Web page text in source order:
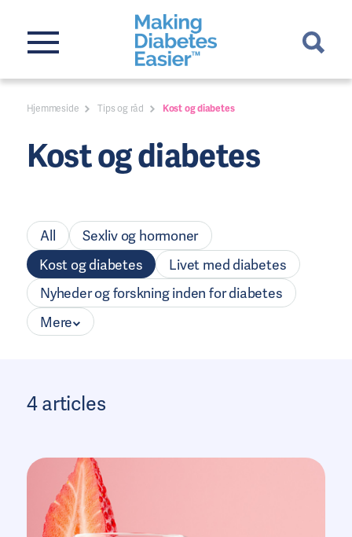
Hjemmeside Tips og råd Kost og diabetes
Kost og diabetes
All
Sexliv og hormoner
Kost og diabetes
Livet med diabetes
Nyheder og forskning inden for diabetes
Mere
at
4 articles